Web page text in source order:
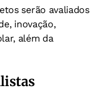
serão avaliados
inovação,
além da